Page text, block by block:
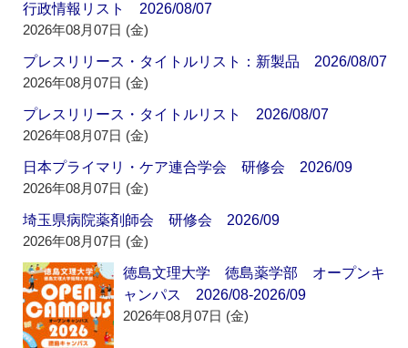
行政情報リスト 2026/08/07
2026年08月07日 (金)
プレスリリース・タイトルリスト：新製品 2026/08/07
2026年08月07日 (金)
プレスリリース・タイトルリスト 2026/08/07
2026年08月07日 (金)
日本プライマリ・ケア連合学会 研修会 2026/09
2026年08月07日 (金)
埼玉県病院薬剤師会 研修会 2026/09
2026年08月07日 (金)
徳島文理大学 徳島薬学部 オープンキ
ャンパス 2026/08-2026/09
2026年08月07日 (金)